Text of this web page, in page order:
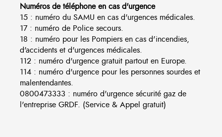
Numéros de téléphone en cas d'urgence
15 : numéro du SAMU en cas d'urgences médicales.
17 : numéro de Police secours.
18 : numéro pour les Pompiers en cas d'incendies,
d'accidents et d'urgences médicales.
112 : numéro d'urgence gratuit partout en Europe.
114 : numéro d'urgence pour les personnes sourdes et
malentendantes.
0800473333 : numéro d'urgence sécurité gaz de
l'entreprise GRDF. (Service & Appel gratuit)